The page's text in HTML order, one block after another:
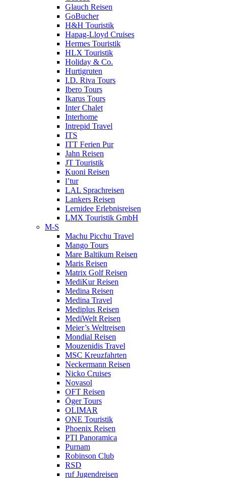
Glauch Reisen
GoBucher
H&H Touristik
Hapag-Lloyd Cruises
Hermes Touristik
HLX Touristik
Holiday & Co.
Hurtigruten
I.D. Riva Tours
Ibero Tours
Ikarus Tours
Inter Chalet
Interhome
Intrepid Travel
ITS
ITT Ferien Pur
Jahn Reisen
JT Touristik
Kuoni Reisen
l’tur
LAL Sprachreisen
Lankers Reisen
Lernidee Erlebnisreisen
LMX Touristik GmbH
M-S
Machu Picchu Travel
Mango Tours
Mare Baltikum Reisen
Maris Reisen
Matrix Golf Reisen
MediKur Reisen
Medina Reisen
Medina Travel
Mediplus Reisen
MediWelt Reisen
Meier’s Weltreisen
Mondial Reisen
Mouzenidis Travel
MSC Kreuzfahrten
Neckermann Reisen
Nicko Cruises
Novasol
OFT Reisen
Öger Tours
OLIMAR
ONE Touristik
Phoenix Reisen
PTI Panoramica
Purnam
Robinson Club
RSD
ruf Jugendreisen